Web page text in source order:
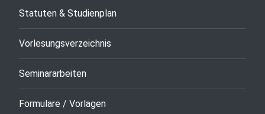
Statuten & Studienplan
Vorlesungsverzeichnis
Seminararbeiten
Formulare / Vorlagen